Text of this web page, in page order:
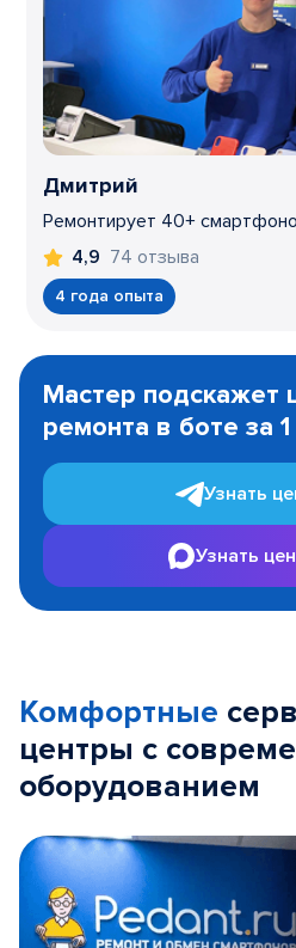
Дмитрий
Ремонтирует 40+
4,9 74 отзыва
4 года опыта
1
Мастер подскажет
ремонта в боте за
Узнать
Узнать
Комфортные
центры с
оборудованием